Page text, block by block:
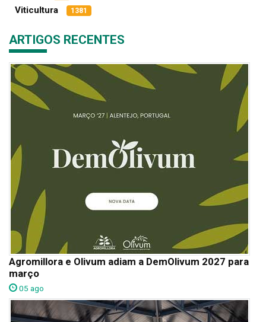
Viticultura 1381
ARTIGOS RECENTES
Agromillora e Olivum adiam a DemOlivum 2027 para
março
05 ago